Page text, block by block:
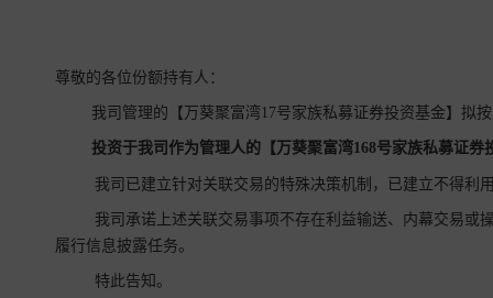
尊敬的各位份额持有人：
我司管理的【万葵聚富湾17号家族私募证券投资基金】拟
投资于我司作为管理人的【万葵聚富湾168号家族私募证券
我司已建立针对关联交易的特殊决策机制，已建立不得利
我司承诺上述关联交易事项不存在利益输送、内幕交易或
履行信息披露任务。
特此告知。